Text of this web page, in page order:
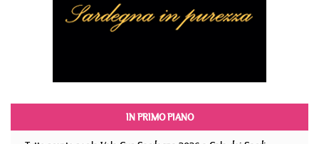
IN PRIMO PIANO